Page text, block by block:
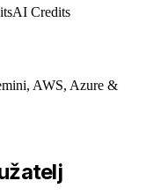
AI Credits
AWS, Azure &